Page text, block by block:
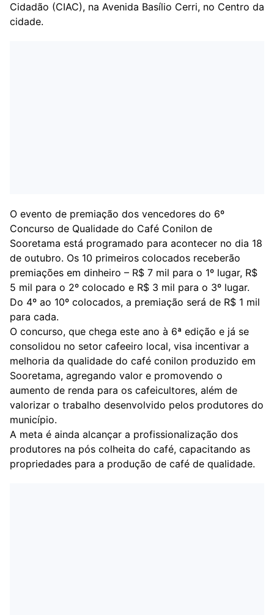
Cidadão (CIAC), na Avenida Basílio Cerri, no Centro da
cidade.
O evento de premiação dos vencedores do 6º
Concurso de Qualidade do Café Conilon de
Sooretama está programado para acontecer no dia 18
de outubro. Os 10 primeiros colocados receberão
premiações em dinheiro – R$ 7 mil para o 1º lugar, R$
5 mil para o 2º colocado e R$ 3 mil para o 3º lugar.
Do 4º ao 10º colocados, a premiação será de R$ 1 mil
para cada.
O concurso, que chega este ano à 6ª edição e já se
consolidou no setor cafeeiro local, visa incentivar a
melhoria da qualidade do café conilon produzido em
Sooretama, agregando valor e promovendo o
aumento de renda para os cafeicultores, além de
valorizar o trabalho desenvolvido pelos produtores do
município.
A meta é ainda alcançar a profissionalização dos
produtores na pós colheita do café, capacitando as
propriedades para a produção de café de qualidade.